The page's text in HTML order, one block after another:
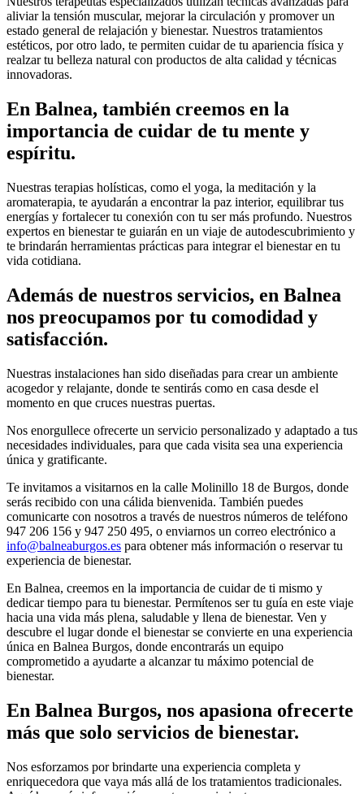
aliviar la tensión muscular, mejorar la circulación y promover un
estado general de relajación y bienestar. Nuestros tratamientos
estéticos, por otro lado, te permiten cuidar de tu apariencia física y
realzar tu belleza natural con productos de alta calidad y técnicas
innovadoras.
En Balnea, también creemos en la
importancia de cuidar de tu mente y
espíritu.
Nuestras terapias holísticas, como el yoga, la meditación y la
aromaterapia, te ayudarán a encontrar la paz interior, equilibrar tus
energías y fortalecer tu conexión con tu ser más profundo. Nuestros
expertos en bienestar te guiarán en un viaje de autodescubrimiento y
te brindarán herramientas prácticas para integrar el bienestar en tu
vida cotidiana.
Además de nuestros servicios, en Balnea
nos preocupamos por tu comodidad y
satisfacción.
Nuestras instalaciones han sido diseñadas para crear un ambiente
acogedor y relajante, donde te sentirás como en casa desde el
momento en que cruces nuestras puertas.
Nos enorgullece ofrecerte un servicio personalizado y adaptado a tus
necesidades individuales, para que cada visita sea una experiencia
única y gratificante.
Te invitamos a visitarnos en la calle Molinillo 18 de Burgos, donde
serás recibido con una cálida bienvenida. También puedes
comunicarte con nosotros a través de nuestros números de teléfono
947 206 156 y 947 250 495, o enviarnos un correo electrónico a
info@balneaburgos.es para obtener más información o reservar tu
experiencia de bienestar.
En Balnea, creemos en la importancia de cuidar de ti mismo y
dedicar tiempo para tu bienestar. Permítenos ser tu guía en este viaje
hacia una vida más plena, saludable y llena de bienestar. Ven y
descubre el lugar donde el bienestar se convierte en una experiencia
única en Balnea Burgos, donde encontrarás un equipo
comprometido a ayudarte a alcanzar tu máximo potencial de
bienestar.
En Balnea Burgos, nos apasiona ofrecerte
más que solo servicios de bienestar.
Nos esforzamos por brindarte una experiencia completa y
enriquecedora que vaya más allá de los tratamientos tradicionales.